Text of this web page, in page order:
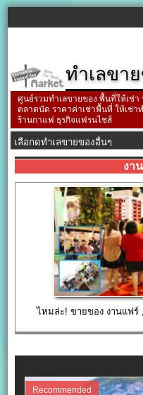
ทำเลขา
ศูนย์รวมทำเลขายของ พื้นที่ให้เช่
ตลาดนัด ราคาค่าเช่าพื้นที่ ให้เช่า
ร้านกาแฟ ธุรกิจแฟรนไชส์
งา
ไหมล่ะ! ขายของ งานแฟร์
Recommended